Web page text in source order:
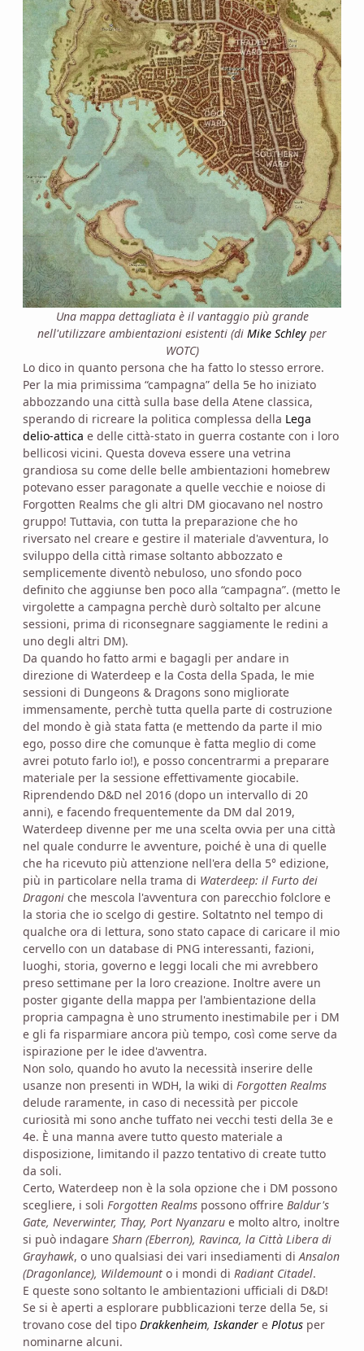
Una mappa dettagliata è il vantaggio più grande
nell'utilizzare ambientazioni esistenti (di Mike Schley per
WOTC)
Lo dico in quanto persona che ha fatto lo stesso errore.
Per la mia primissima “campagna” della 5e ho iniziato
abbozzando una città sulla base della Atene classica,
sperando di ricreare la politica complessa della Lega
delio-attica e delle città-stato in guerra costante con i loro
bellicosi vicini. Questa doveva essere una vetrina
grandiosa su come delle belle ambientazioni homebrew
potevano esser paragonate a quelle vecchie e noiose di
Forgotten Realms che gli altri DM giocavano nel nostro
gruppo! Tuttavia, con tutta la preparazione che ho
riversato nel creare e gestire il materiale d'avventura, lo
sviluppo della città rimase soltanto abbozzato e
semplicemente diventò nebuloso, uno sfondo poco
definito che aggiunse ben poco alla “campagna”. (metto le
virgolette a campagna perchè durò soltalto per alcune
sessioni, prima di riconsegnare saggiamente le redini a
uno degli altri DM).
Da quando ho fatto armi e bagagli per andare in
direzione di Waterdeep e la Costa della Spada, le mie
sessioni di Dungeons & Dragons sono migliorate
immensamente, perchè tutta quella parte di costruzione
del mondo è già stata fatta (e mettendo da parte il mio
ego, posso dire che comunque è fatta meglio di come
avrei potuto farlo io!), e posso concentrarmi a preparare
materiale per la sessione effettivamente giocabile.
Riprendendo D&D nel 2016 (dopo un intervallo di 20
anni), e facendo frequentemente da DM dal 2019,
Waterdeep divenne per me una scelta ovvia per una città
nel quale condurre le avventure, poiché è una di quelle
che ha ricevuto più attenzione nell'era della 5° edizione,
più in particolare nella trama di Waterdeep: il Furto dei
Dragoni che mescola l'avventura con parecchio folclore e
la storia che io scelgo di gestire. Soltatnto nel tempo di
qualche ora di lettura, sono stato capace di caricare il mio
cervello con un database di PNG interessanti, fazioni,
luoghi, storia, governo e leggi locali che mi avrebbero
preso settimane per la loro creazione. Inoltre avere un
poster gigante della mappa per l'ambientazione della
propria campagna è uno strumento inestimabile per i DM
e gli fa risparmiare ancora più tempo, così come serve da
ispirazione per le idee d'avventra.
Non solo, quando ho avuto la necessità inserire delle
usanze non presenti in WDH, la wiki di Forgotten Realms
delude raramente, in caso di necessità per piccole
curiosità mi sono anche tuffato nei vecchi testi della 3e e
4e. È una manna avere tutto questo materiale a
disposizione, limitando il pazzo tentativo di create tutto
da soli.
Certo, Waterdeep non è la sola opzione che i DM possono
scegliere, i soli Forgotten Realms possono offrire Baldur's
Gate, Neverwinter, Thay, Port Nyanzaru e molto altro, inoltre
si può indagare Sharn (Eberron), Ravinca, la Città Libera di
Grayhawk, o uno qualsiasi dei vari insediamenti diAnsalon
(Dragonlance), Wildemount o i mondi di Radiant Citadel.
E queste sono soltanto le ambientazioni ufficiali di D&D!
Se si è aperti a esplorare pubblicazioni terze della 5e, si
trovano cose del tipo Drakkenheim,Iskander e Plotus per
nominarne alcuni.